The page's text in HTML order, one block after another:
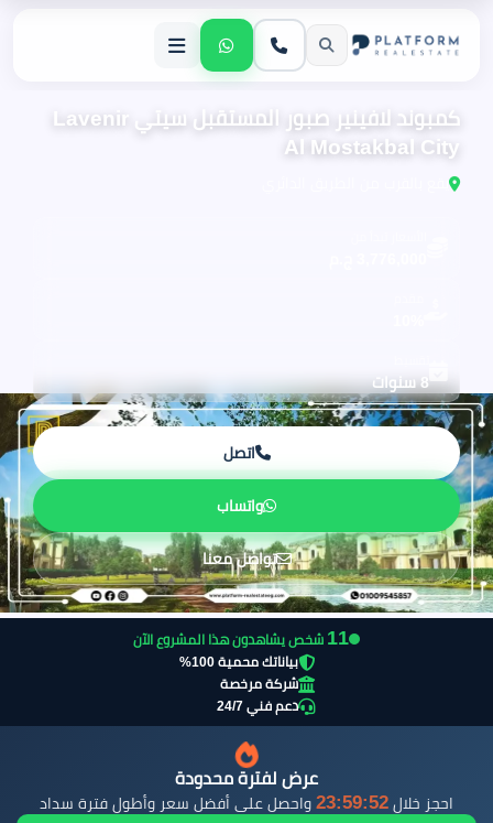
كمبوند لافينير صبور المستقبل سيتي Lavenir
Al Mostakbal City
8 سنوات
اتصل
واتساب
تواصل معنا
10 شخص يشاهدون هذا المشروع الآن
بياناتك محمية 100%
شركة مرخصة
دعم فني 24/7
عرض لفترة محدودة
احجز خلال 23:59:51 واحصل على أفضل سعر وأطول فترة سداد